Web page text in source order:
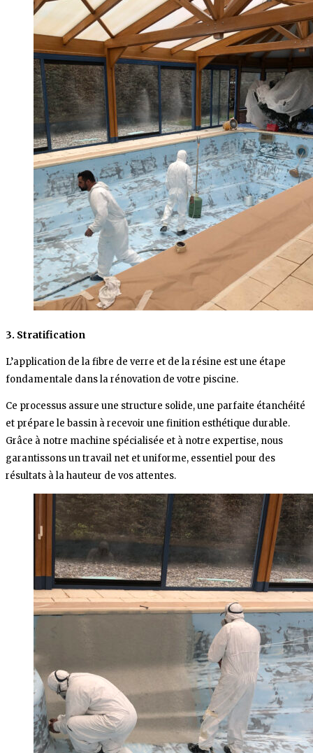
3. Stratification
L’application de la fibre de verre et de la résine est une étape
fondamentale dans la rénovation de votre piscine.
Ce processus assure une structure solide, une parfaite étanchéité
et prépare le bassin à recevoir une finition esthétique durable.
Grâce à notre machine spécialisée et à notre expertise, nous
garantissons un travail net et uniforme, essentiel pour des
résultats à la hauteur de vos attentes.